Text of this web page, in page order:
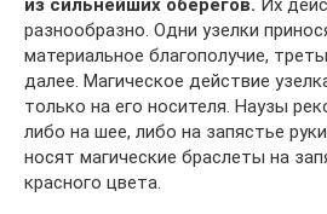
из сильнейших оберегов. Их
разнообразно. Одни узелки
материальное благополучие,
далее. Магическое действие
только на его носителя. Наузы
либо на шее, либо на запястье
носят магические браслеты на
красного цвета.